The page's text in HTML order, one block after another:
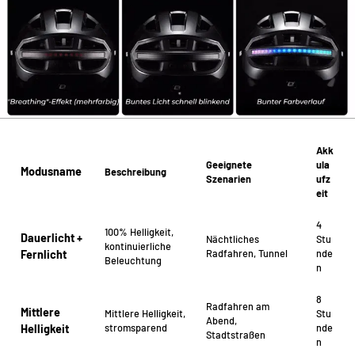
Modusname Beschreibung
Geeignete
Szenarien
Akk
ula
ufz
eit
Dauerlicht +
Fernlicht
100% Helligkeit,
kontinuierliche
Beleuchtung
Nächtliches
Radfahren, Tunnel
4
Stu
nde
n
Mittlere
Helligkeit
Mittlere Helligkeit,
stromsparend
Radfahren am
Abend,
Stadtstraßen
8
Stu
nde
n